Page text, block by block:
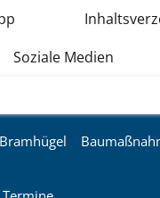
Soziale Medien